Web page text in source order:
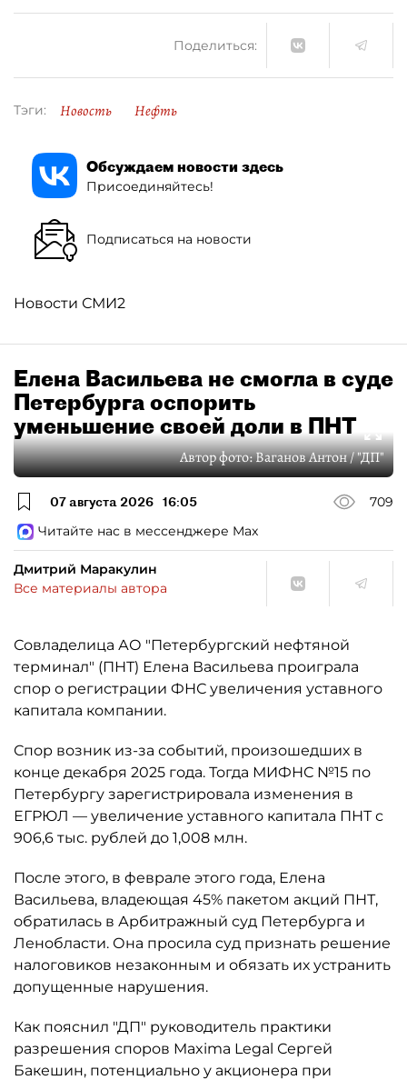
Поделиться:
Тэги: Новость Нефть
Обсуждаем новости здесь
Присоединяйтесь!
Подписаться на новости
Новости СМИ2
Елена Васильева не смогла в суде
Петербурга оспорить
уменьшение своей доли в ПНТ
Автор фото:Ваганов Антон / "ДП"
07 августа 2026 16:05
709
Читайте нас в мессенджере Max
Дмитрий Маракулин
Все материалы автора
Совладелица АО "Петербургский нефтяной
терминал" (ПНТ) Елена Васильева проиграла
спор о регистрации ФНС увеличения уставного
капитала компании.
Спор возник из-за событий, произошедших в
конце декабря 2025 года. Тогда МИФНС №15 по
Петербургу зарегистрировала изменения в
ЕГРЮЛ — увеличение уставного капитала ПНТ с
906,6 тыс. рублей до 1,008 млн.
После этого, в феврале этого года, Елена
Васильева, владеющая 45% пакетом акций ПНТ,
обратилась в Арбитражный суд Петербурга и
Ленобласти. Она просила суд признать решение
налоговиков незаконным и обязать их устранить
допущенные нарушения.
Как пояснил "ДП" руководитель практики
разрешения споров Maxima Legal Сергей
Бакешин, потенциально у акционера при